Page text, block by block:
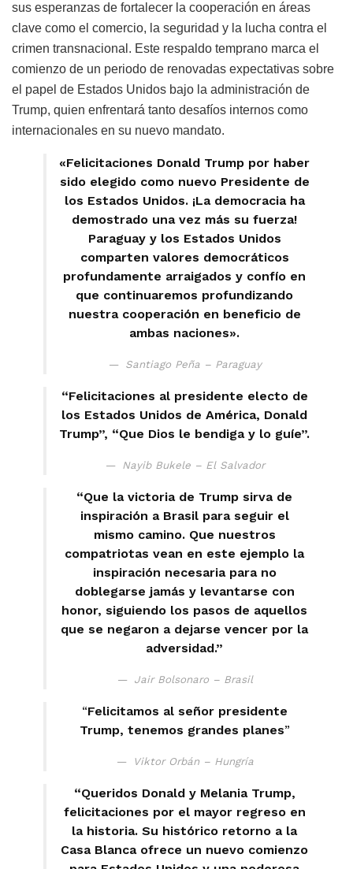
sus esperanzas de fortalecer la cooperación en áreas
clave como el comercio, la seguridad y la lucha contra el
crimen transnacional. Este respaldo temprano marca el
comienzo de un periodo de renovadas expectativas sobre
el papel de Estados Unidos bajo la administración de
Trump, quien enfrentará tanto desafíos internos como
internacionales en su nuevo mandato.
«Felicitaciones Donald Trump por haber
sido elegido como nuevo Presidente de
los Estados Unidos. ¡La democracia ha
demostrado una vez más su fuerza!
Paraguay y los Estados Unidos
comparten valores democráticos
profundamente arraigados y confío en
que continuaremos profundizando
nuestra cooperación en beneficio de
ambas naciones».
Santiago Peña – Paraguay
“Felicitaciones al presidente electo de
los Estados Unidos de América, Donald
Trump”, “Que Dios le bendiga y lo guíe”.
Nayib Bukele – El Salvador
“Que la victoria de Trump sirva de
inspiración a Brasil para seguir el
mismo camino. Que nuestros
compatriotas vean en este ejemplo la
inspiración necesaria para no
doblegarse jamás y levantarse con
honor, siguiendo los pasos de aquellos
que se negaron a dejarse vencer por la
adversidad.”
Jair Bolsonaro – Brasil
“Felicitamos al señor presidente
Trump, tenemos grandes planes”
Viktor Orbán – Hungría
“Queridos Donald y Melania Trump,
felicitaciones por el mayor regreso en
la historia. Su histórico retorno a la
Casa Blanca ofrece un nuevo comienzo